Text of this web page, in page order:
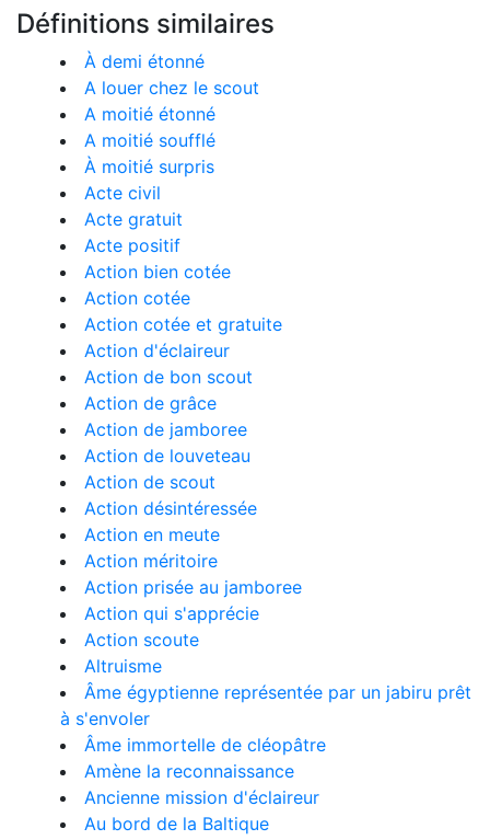
Définitions similaires
À demi étonné
A louer chez le scout
A moitié étonné
A moitié soufflé
À moitié surpris
Acte civil
Acte gratuit
Acte positif
Action bien cotée
Action cotée
Action cotée et gratuite
Action d'éclaireur
Action de bon scout
Action de grâce
Action de jamboree
Action de louveteau
Action de scout
Action désintéressée
Action en meute
Action méritoire
Action prisée au jamboree
Action qui s'apprécie
Action scoute
Altruisme
Âme égyptienne représentée par un jabiru prêt
à s'envoler
Âme immortelle de cléopâtre
Amène la reconnaissance
Ancienne mission d'éclaireur
Au bord de la Baltique